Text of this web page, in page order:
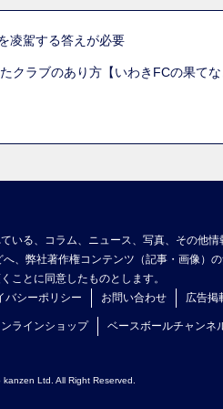
凌駕する答えが必要
クラブのあり方【いわきFCの果てな
いる、コラム、ニュース、写真、その他
、弊社著作権コンテンツ（記事・画像）
ことに同意したものとします。
バシーポリシー お問い合わせ 広告掲
ラインショップ ベースボールチャンネ
Ltd. All Right Reserved.